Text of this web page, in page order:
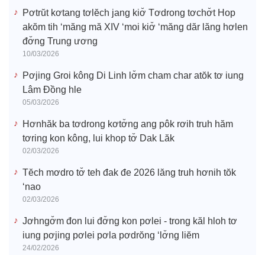
Pơtrŭt kơtang tơlĕch jang kiơ̆ Tơdrong tơchơ̆t Hop
akŏm tih ‘măng mă XIV ‘moi kiơ̆ ‘măng dăr lăng hơlen
đơ̆ng Trung ương
10/03/2026
Pơjing Groi kông Di Linh lơ̆m cham char atŏk tơ iung
Lâm Đồng hle
05/03/2026
Hơnhăk ba tơdrong kơtơ̆ng ang pôk rơih truh hăm
tơring kon kông, lui khop tơ̆ Dak Lăk
02/03/2026
Tĕch mơdro tơ̆ teh đak đe 2026 lăng truh hơnih tŏk
‘nao
02/03/2026
Jơhngơ̆m đon lui đơ̆ng kon pơlei - trong kăl hloh tơ
iung pơjing pơlei pơla pơdrŏng ‘lơ̆ng liĕm
24/02/2026